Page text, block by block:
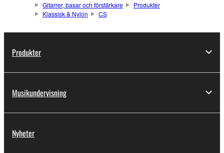
Gitarrer, basar och förstärkare
Produkter
Klassisk & Nylon
CS
Produkter
Musikundervisning
Nyheter